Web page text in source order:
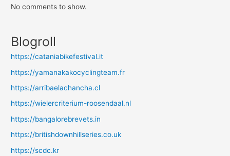
No comments to show.
Blogroll
https://cataniabikefestival.it
https://yamanakakocyclingteam.fr
https://arribaelachancha.cl
https://wielercriterium-roosendaal.nl
https://bangalorebrevets.in
https://britishdownhillseries.co.uk
https://scdc.kr